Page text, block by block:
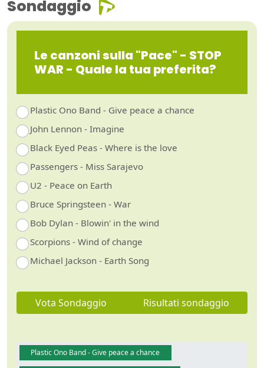
Sondaggio
Le canzoni sulla "Pace" - STOP
WAR - Quale la tua preferita?
Plastic Ono Band - Give peace a chance
John Lennon - Imagine
Black Eyed Peas - Where is the love
Passengers - Miss Sarajevo
U2 - Peace on Earth
Bruce Springsteen - War
Bob Dylan - Blowin' in the wind
Scorpions - Wind of change
Michael Jackson - Earth Song
Vota Sondaggio Risultati sondaggio
Plastic Ono Band - Give peace a chance